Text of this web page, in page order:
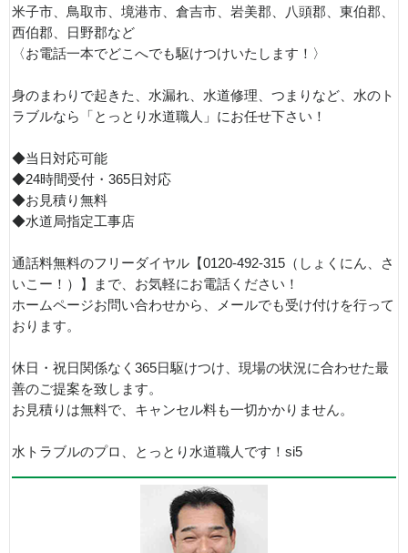
米子市、鳥取市、境港市、倉吉市、岩美郡、八頭郡、東伯郡、
西伯郡、日野郡など
〈お電話一本でどこへでも駆けつけいたします！〉
身のまわりで起きた、水漏れ、水道修理、つまりなど、水のト
ラブルなら「とっとり水道職人」にお任せ下さい！
◆当日対応可能
◆24時間受付・365日対応
◆お見積り無料
◆水道局指定工事店
通話料無料のフリーダイヤル【0120-492-315（しょくにん、さ
いこー！）】まで、お気軽にお電話ください！
ホームページお問い合わせから、メールでも受け付けを行って
おります。
休日・祝日関係なく365日駆けつけ、現場の状況に合わせた最
善のご提案を致します。
お見積りは無料で、キャンセル料も一切かかりません。
水トラブルのプロ、とっとり水道職人です！si5